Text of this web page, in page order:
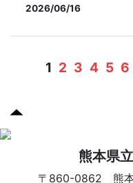
2026/06/16
1 2 3 4 5 6
熊本県
〒860-0862 熊本